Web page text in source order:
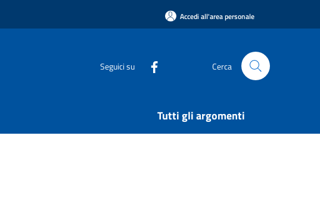
Accedi all'area personale
Seguici su Cerca
Tutti gli argomenti